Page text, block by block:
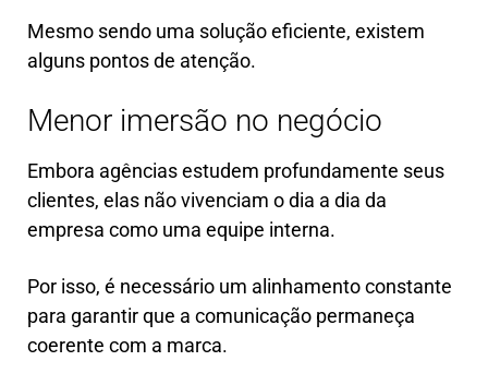
Mesmo sendo uma solução eficiente, existem
alguns pontos de atenção.
Menor imersão no negócio
Embora agências estudem profundamente seus
clientes, elas não vivenciam o dia a dia da
empresa como uma equipe interna.
Por isso, é necessário um alinhamento constante
para garantir que a comunicação permaneça
coerente com a marca.